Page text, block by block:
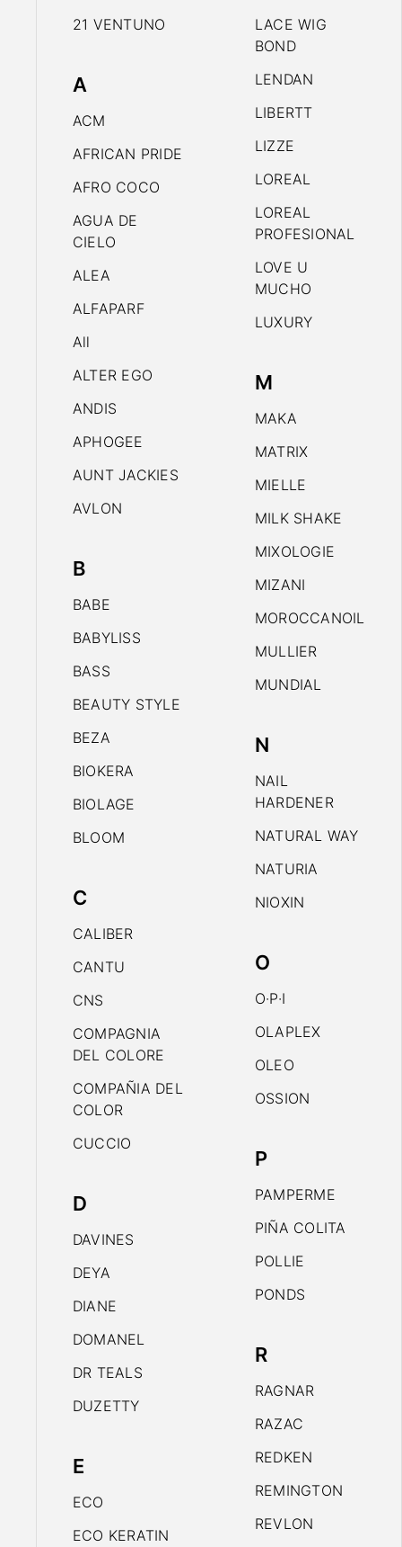
21 VENTUNO
A
ACM
AFRICAN PRIDE
AFRO COCO
AGUA DE
CIELO
ALEA
ALFAPARF
All
ALTER EGO
ANDIS
APHOGEE
AUNT JACKIES
AVLON
B
BABE
BABYLISS
BASS
BEAUTY STYLE
BEZA
BIOKERA
BIOLAGE
BLOOM
C
CALIBER
CANTU
CNS
COMPAGNIA
DEL COLORE
COMPAÑIA DEL
COLOR
CUCCIO
D
DAVINES
DEYA
DIANE
DOMANEL
DR TEALS
DUZETTY
E
ECO
ECO KERATIN
LACE WIG
BOND
LENDAN
LIBERTT
LIZZE
LOREAL
LOREAL
PROFESIONAL
LOVE U
MUCHO
LUXURY
M
MAKA
MATRIX
MIELLE
MILK SHAKE
MIXOLOGIE
MIZANI
MOROCCANOIL
MULLIER
MUNDIAL
N
NAIL
HARDENER
NATURAL WAY
NATURIA
NIOXIN
O
O·P·I
OLAPLEX
OLEO
OSSION
P
PAMPERME
PIÑA COLITA
POLLIE
PONDS
R
RAGNAR
RAZAC
REDKEN
REMINGTON
REVLON